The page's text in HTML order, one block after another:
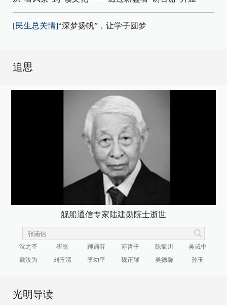
[民生总关情]“深梦扬帆”，让学子圆梦
追思
舰船通信专家陆建勋院士逝世
沈之荃 崔崑 顾诵芬 苏哲子 陈毓川
吴咸中
戴汝为
刘玉清 李幼平 魏正耀 吴德馨 孙玉
光明导读